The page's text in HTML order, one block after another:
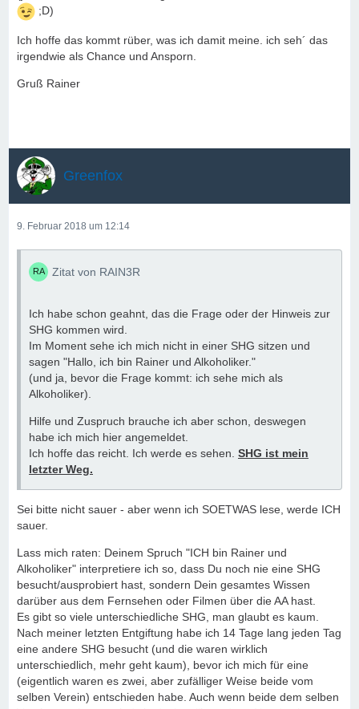
;D)
Ich hoffe das kommt rüber, was ich damit meine. ich seh´ das
irgendwie als Chance und Ansporn.
Gruß Rainer
Greenfox
9. Februar 2018 um 12:14
Zitat von RAIN3R
Ich habe schon geahnt, das die Frage oder der Hinweis zur
SHG kommen wird.
Im Moment sehe ich mich nicht in einer SHG sitzen und
sagen "Hallo, ich bin Rainer und Alkoholiker."
(und ja, bevor die Frage kommt: ich sehe mich als
Alkoholiker).
Hilfe und Zuspruch brauche ich aber schon, deswegen
habe ich mich hier angemeldet.
Ich hoffe das reicht. Ich werde es sehen. SHG ist mein
letzter Weg.
Sei bitte nicht sauer - aber wenn ich SOETWAS lese, werde ICH
sauer.
Lass mich raten: Deinem Spruch "ICH bin Rainer und
Alkoholiker" interpretiere ich so, dass Du noch nie eine SHG
besucht/ausprobiert hast, sondern Dein gesamtes Wissen
darüber aus dem Fernsehen oder Filmen über die AA hast.
Es gibt so viele unterschiedliche SHG, man glaubt es kaum.
Nach meiner letzten Entgiftung habe ich 14 Tage lang jeden Tag
eine andere SHG besucht (und die waren wirklich
unterschiedlich, mehr geht kaum), bevor ich mich für eine
(eigentlich waren es zwei, aber zufälliger Weise beide vom
selben Verein) entschieden habe. Auch wenn beide dem selben